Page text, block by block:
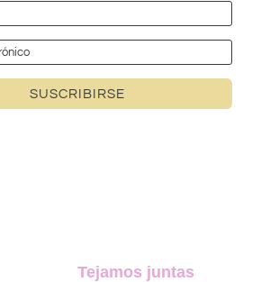
SUSCRIBIRSE
Tejamos juntas